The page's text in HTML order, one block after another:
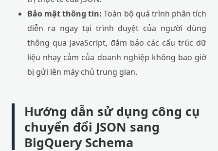
Bảo mật thông tin: Toàn bộ quá trình phân tích
diễn ra ngay tại trình duyệt của người dùng
thông qua JavaScript, đảm bảo các cấu trúc dữ
liệu nhạy cảm của doanh nghiệp không bao giờ
bị gửi lên máy chủ trung gian.
Hướng dẫn sử dụng công cụ
chuyển đổi JSON sang
BigQuery Schema